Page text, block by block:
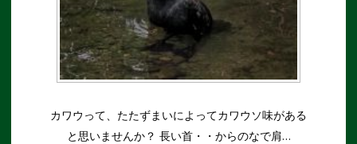
カワウって、たたずまいによってカワウソ味がある
と思いませんか？ 長い首・・からのなで肩…